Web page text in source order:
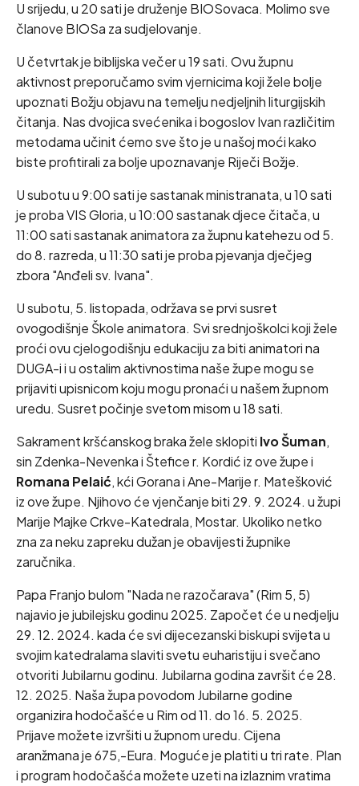
U srijedu, u 20 sati je druženje BIOSovaca. Molimo sve
članove BIOSa za sudjelovanje.
U četvrtak je biblijska večer u 19 sati. Ovu župnu
aktivnost preporučamo svim vjernicima koji žele bolje
upoznati Božju objavu na temelju nedjeljnih liturgijskih
čitanja. Nas dvojica svećenika i bogoslov Ivan različitim
metodama učinit ćemo sve što je u našoj moći kako
biste profitirali za bolje upoznavanje Riječi Božje.
U subotu u 9:00 sati je sastanak ministranata, u 10 sati
je proba VIS Gloria, u 10:00 sastanak djece čitača, u
11:00 sati sastanak animatora za župnu katehezu od 5.
do 8. razreda, u 11:30 sati je proba pjevanja dječjeg
zbora "Anđeli sv. Ivana".
U subotu, 5. listopada, održava se prvi susret
ovogodišnje Škole animatora. Svi srednjoškolci koji žele
proći ovu cjelogodišnju edukaciju za biti animatori na
DUGA-i i u ostalim aktivnostima naše župe mogu se
prijaviti upisnicom koju mogu pronaći u našem župnom
uredu. Susret počinje svetom misom u 18 sati.
Sakrament kršćanskog braka žele sklopiti Ivo Šuman,
sin Zdenka-Nevenka i Štefice r. Kordić iz ove župe i
Romana Pelaić, kći Gorana i Ane-Marije r. Matešković
iz ove župe. Njihovo će vjenčanje biti 29. 9. 2024. u župi
Marije Majke Crkve-Katedrala, Mostar. Ukoliko netko
zna za neku zapreku dužan je obavijesti župnike
zaručnika.
Papa Franjo bulom "Nada ne razočarava" (Rim 5, 5)
najavio je jubilejsku godinu 2025. Započet će u nedjelju
29. 12. 2024. kada će svi dijecezanski biskupi svijeta u
svojim katedralama slaviti svetu euharistiju i svečano
otvoriti Jubilarnu godinu. Jubilarna godina završit će 28.
12. 2025. Naša župa povodom Jubilarne godine
organizira hodočašće u Rim od 11. do 16. 5. 2025.
Prijave možete izvršiti u župnom uredu. Cijena
aranžmana je 675,-Eura. Moguće je platiti u tri rate. Plan
i program hodočašća možete uzeti na izlaznim vratima